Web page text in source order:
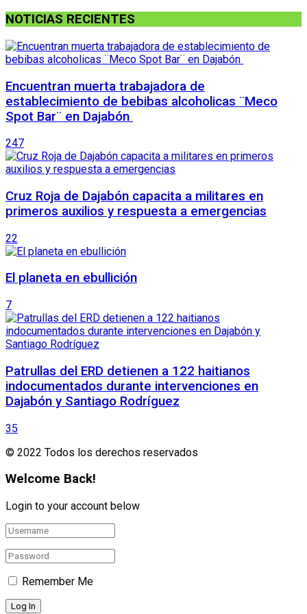
NOTICIAS RECIENTES
Encuentran muerta trabajadora de
establecimiento de bebibas alcoholicas ¨Meco
Spot Bar¨ en Dajabón
247
Cruz Roja de Dajabón capacita a militares en
primeros auxilios y respuesta a emergencias
22
El planeta en ebullición
7
Patrullas del ERD detienen a 122 haitianos
indocumentados durante intervenciones en
Dajabón y Santiago Rodríguez
35
© 2022 Todos los derechos reservados
Welcome Back!
Login to your account below
Remember Me